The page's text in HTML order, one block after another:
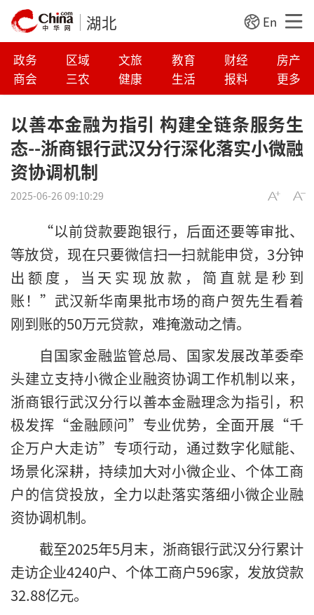
湖北 En
政务 区域 文旅 教育 财经
房产
商会
三农 健康 生活 报料 更多
以善本金融为指引 构建全链条服务生
态--浙商银行武汉分行深化落实小微融
资协调机制
2025-06-26 09:10:29
“以前贷款要跑银行，后面还要等审批、
等放贷，现在只要微信扫一扫就能申贷，3分钟
出额度，当天实现放款，简直就是秒到
账！”武汉新华南果批市场的商户贺先生看着
刚到账的50万元贷款，难掩激动之情。
自国家金融监管总局、国家发展改革委牵
头建立支持小微企业融资协调工作机制以来，
浙商银行武汉分行以善本金融理念为指引，积
极发挥“金融顾问”专业优势，全面开展“千
企万户大走访”专项行动，通过数字化赋能、
场景化深耕，持续加大对小微企业、个体工商
户的信贷投放，全力以赴落实落细小微企业融
资协调机制。
截至2025年5月末，浙商银行武汉分行累计
走访企业4240户、个体工商户596家，发放贷款
32.88亿元。